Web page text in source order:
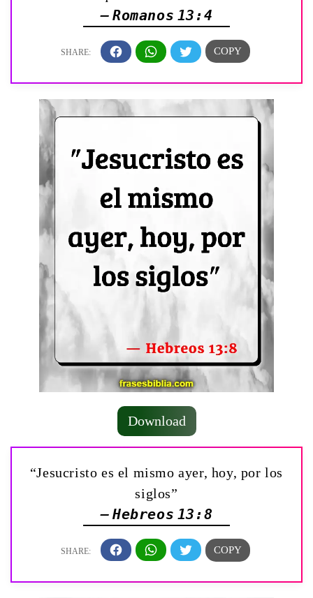
— Romanos 13:4
Download
“Jesucristo es el mismo ayer, hoy, por los
siglos”
— Hebreos 13:8